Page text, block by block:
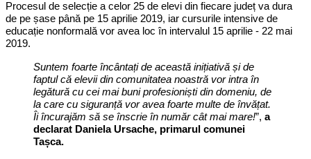
Procesul de selecție a celor 25 de elevi din fiecare județ va dura
de pe șase până pe 15 aprilie 2019, iar cursurile intensive de
educație nonformală vor avea loc în intervalul 15 aprilie - 22 mai
2019.
Suntem foarte încântați de această inițiativă și de
faptul că elevii din comunitatea noastră vor intra în
legătură cu cei mai buni profesioniști din domeniu, de
la care cu siguranță vor avea foarte multe de învățat.
Îi încurajăm să se înscrie în număr cât mai mare!”, a
declarat Daniela Ursache, primarul comunei
Tașca.